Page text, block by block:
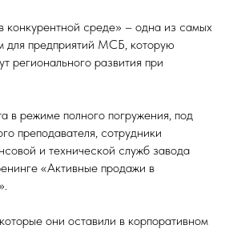
конкурентной среде» – одна из самых
для предприятий МСБ, которую
регионального развития при
в режиме полного погружения, под
преподавателя, сотрудники
и технической служб завода
«Активные продажи в
они оставили в корпоративном